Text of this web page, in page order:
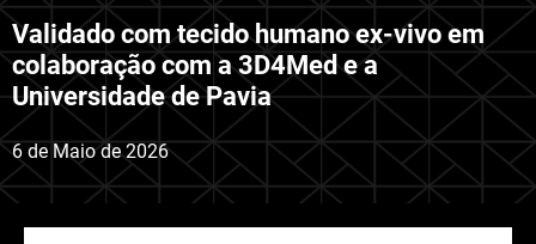
Validado com tecido humano ex-vivo em
colaboração com a 3D4Med e a
Universidade de Pavia
6 de Maio de 2026